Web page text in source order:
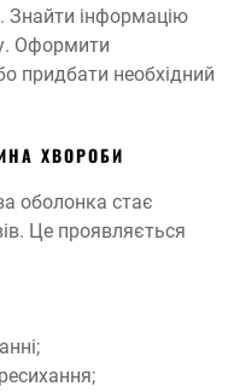
Знайти інформацію
Оформити
придбати необхідний
ХВОРОБИ
оболонка стає
Це проявляється